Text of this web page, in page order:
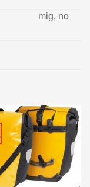
mig, no